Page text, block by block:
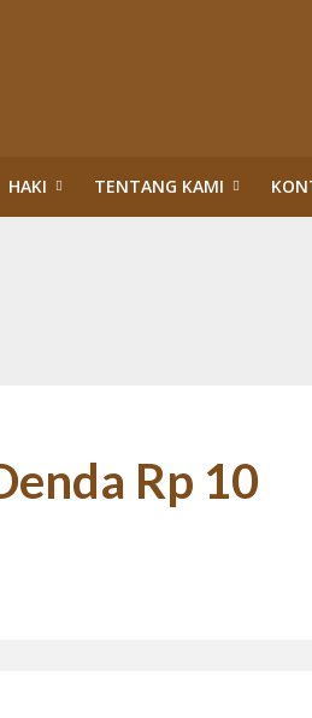
HAKI TENTANG KAMI
NILO DI ERA TIGA PRESIDEN (1)
Mengaudit Bisnis dan HAM
Rp 10